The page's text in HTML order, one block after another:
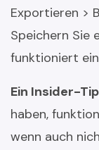
Exportieren >
Speichern Sie
funktioniert
Ein Insider-
haben,
wenn auch